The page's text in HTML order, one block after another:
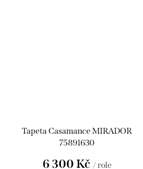
Tapeta Casamance MIRADOR
75891630
6 300 Kč / role